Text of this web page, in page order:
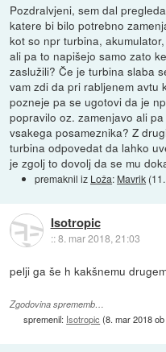
Pozdralvjeni, sem dal
katere bi bilo potrebno
kot so npr turbina,
ali pa to napišejo samo zato
zaslužili? Če je turbina slaba
vam zdi da pri rabljenem avtu
pozneje pa se ugotovi da je
popravilo oz. zamenjavo ali
vsakega posameznika? Z
turbina odpovedat da lahko
je zgolj to dovolj da se mu
premaknil iz Loža: Mavrik (
Isotropic
::8. mar 2018, 21:03
pelji ga še h kakšnemu
Zgodovina sprememb…
spremenil: Isotropic (8. mar 2018